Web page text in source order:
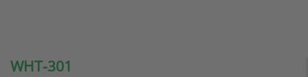
WHT-301